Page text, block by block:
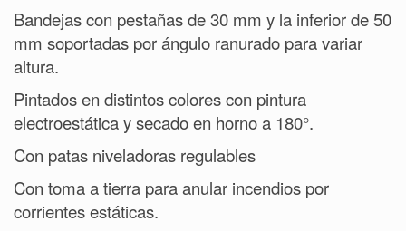
Bandejas con pestañas de 30 mm y la inferior de 50
mm soportadas por ángulo ranurado para variar
altura.
Pintados en distintos colores con pintura
electroestática y secado en horno a 180°.
Con patas niveladoras regulables
Con toma a tierra para anular incendios por
corrientes estáticas.